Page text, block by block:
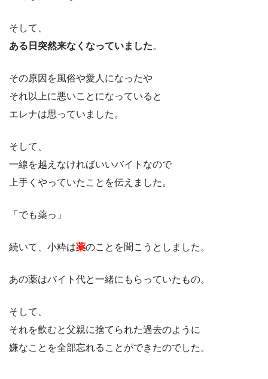
そして、
ある日突然来なくなっていました。
その原因を風俗や愛人になったや
それ以上に悪いことになっていると
エレナは思っていました。
そして、
一線を越えなければいいバイトなので
上手くやっていたことを伝えました。
「でも薬っ」
続いて、小粋は薬のことを聞こうとしました。
あの薬はバイト代と一緒にもらっていたもの。
そして、
それを飲むと父親に捨てられた過去のように
嫌なことを全部忘れることができたのでした。